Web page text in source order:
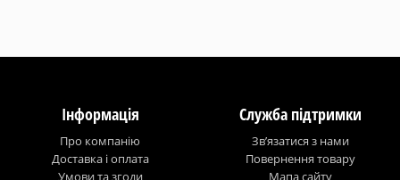
Інформація
Про компанію
Доставка і оплата
Умови та згоди
Служба підтримки
Зв’язатися з нами
Повернення товару
Мапа сайту